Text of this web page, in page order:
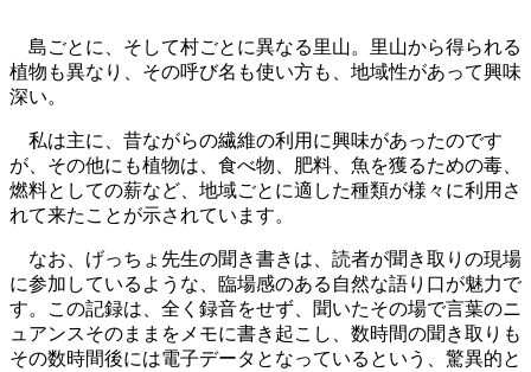
島ごとに、そして村ごとに異なる里山。里山から得られる
植物も異なり、その呼び名も使い方も、地域性があって興味
深い。
私は主に、昔ながらの繊維の利用に興味があったのです
が、その他にも植物は、食べ物、肥料、魚を獲るための毒、
燃料としての薪など、地域ごとに適した種類が様々に利用さ
れて来たことが示されています。
なお、げっちょ先生の聞き書きは、読者が聞き取りの現場
に参加しているような、臨場感のある自然な語り口が魅力で
す。この記録は、全く録音をせず、聞いたその場で言葉のニ
ュアンスそのままをメモに書き起こし、数時間の聞き取りも
その数時間後には電子データとなっているという、驚異的と